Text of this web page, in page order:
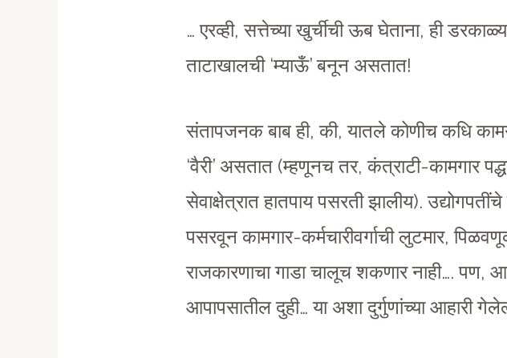
… एरव्ही, सत्तेच्या खुर्चीची ऊब घेताना, ही
ताटाखालची ‘म्याऊँ’ बनून असतात!
संतापजनक बाब ही, की, यातले कोणीच कधि
‘वैरी’ असतात (म्हणूनच तर, कंत्राटी-कामगार
सेवाक्षेत्रात हातपाय पसरती झालीय).
पसरवून कामगार-कर्मचारीवर्गाची लुटमार,
राजकारणाचा गाडा चालूच शकणार नाही…. पण,
आपापसातील दुही… या अशा दुर्गुणांच्या आहारी